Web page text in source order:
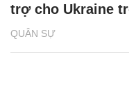
QUÂN SỰ
trợ cho Ukraine